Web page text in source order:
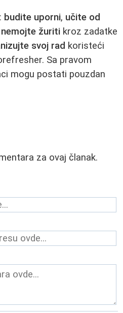
budite uporni, učite od
nemojte žuriti kroz zadatke
svoj rad koristeći
Sa pravom
mogu postati pouzdan
za ovaj članak.